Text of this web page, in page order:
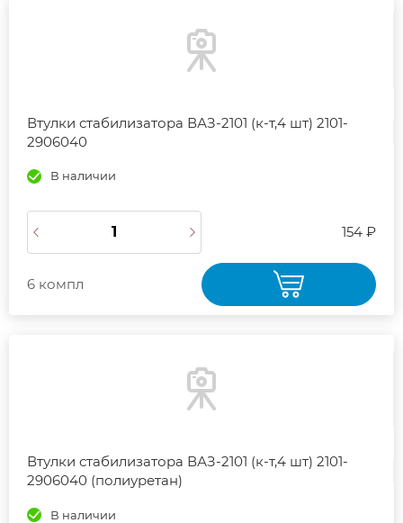
Втулки стабилизатора ВАЗ-2101 (к-т,4 шт) 2101-
2906040
В наличии
154 ₽
6 компл
Втулки стабилизатора ВАЗ-2101 (к-т,4 шт) 2101-
2906040 (полиуретан)
В наличии